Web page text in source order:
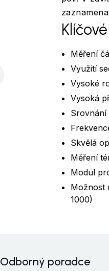
Měření
Využití
Vysoké
Vysoká
Srovnání
Skvělá
Měření
Modul
Možnost
1000)
Odborný poradce